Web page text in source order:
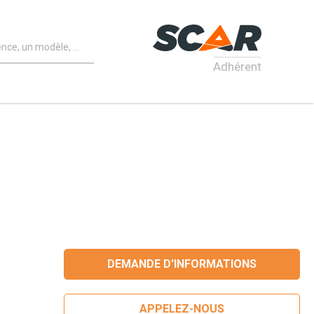
Adhérent
DEMANDE D'INFORMATIONS
APPELEZ-NOUS